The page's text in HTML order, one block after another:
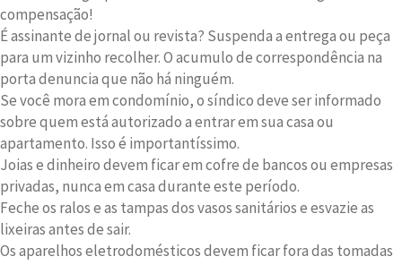
compensação!
É assinante de jornal ou revista? Suspenda a entrega ou peça
para um vizinho recolher. O acumulo de correspondência na
porta denuncia que não há ninguém.
Se você mora em condomínio, o síndico deve ser informado
sobre quem está autorizado a entrar em sua casa ou
apartamento. Isso é importantíssimo.
Joias e dinheiro devem ficar em cofre de bancos ou empresas
privadas, nunca em casa durante este período.
Feche os ralos e as tampas dos vasos sanitários e esvazie as
lixeiras antes de sair.
Os aparelhos eletrodomésticos devem ficar fora das tomadas